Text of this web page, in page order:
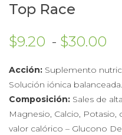
Top Race
$9.20 - $30.00
Acción: Suplemento
Solución iónica balanceada.
Composición: Sales de
Magnesio, Calcio,
valor calórico – Glucono